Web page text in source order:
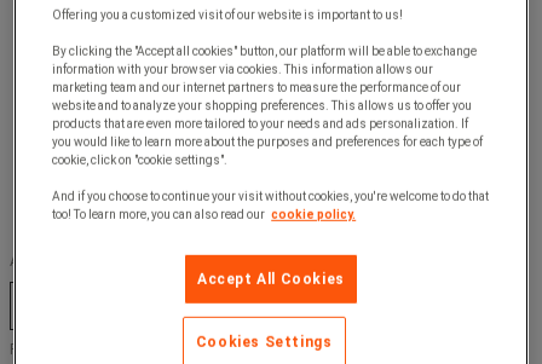
Antal døre :
Farve :
Offering you a customized visit of our website is important to us!
By clicking the "Accept all cookies" button, our platform will be able to exchange
information with your browser via cookies. This information allows our
marketing team and our internet partners to measure the performance of our
website and to analyze your shopping preferences. This allows us to offer you
products that are even more tailored to your needs and ads personalization. If
you would like to learn more about the purposes and preferences for each type of
cookie, click on "cookie settings".
And if you choose to continue your visit without cookies, you're welcome to do that
too! To learn more, you can also read our cookie policy.
Accept All Cookies
Cookies Settings